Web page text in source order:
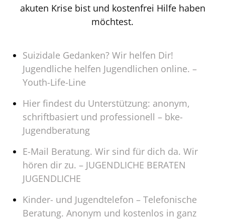
akuten Krise bist und kostenfrei Hilfe haben
möchtest.
Suizidale Gedanken? Wir helfen Dir!
Jugendliche helfen Jugendlichen online. –
Youth-Life-Line
Hier findest du Unterstützung: anonym,
schriftbasiert und professionell – bke-
Jugendberatung
E-Mail Beratung. Wir sind für dich da. Wir
hören dir zu. – JUGENDLICHE BERATEN
JUGENDLICHE
Kinder- und Jugendtelefon – Telefonische
Beratung. Anonym und kostenlos in ganz